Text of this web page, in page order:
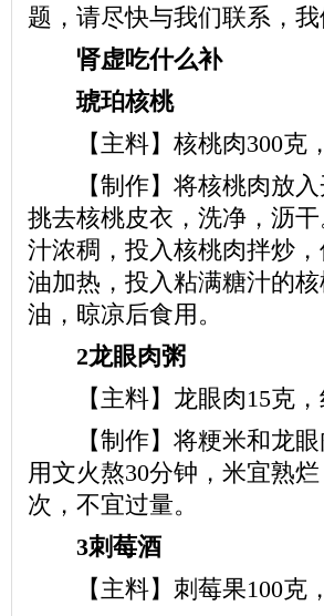
题，请尽快与我们联系，
肾虚吃什么补
琥珀核桃
【主料】核桃肉300克，
【制作】将核桃肉放入
挑去核桃皮衣，洗净，沥
汁浓稠，投入核桃肉拌炒
油加热，投入粘满糖汁的
油，晾凉后食用。
2龙眼肉粥
【主料】龙眼肉15克，
【制作】将粳米和龙眼
用文火熬30分钟，米宜熟
次，不宜过量。
3刺莓酒
【主料】刺莓果100克，